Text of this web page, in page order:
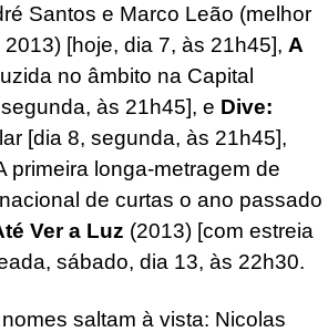
Santos e Marco Leão (melhor
[hoje, dia 7, às 21h45], A
no âmbito na Capital
às 21h45], e Dive:
[dia 8, segunda, às 21h45],
primeira longa-metragem de
de curtas o ano passado
Ver a Luz (2013) [com estreia
sábado, dia 13, às 22h30.
saltam à vista: Nicolas